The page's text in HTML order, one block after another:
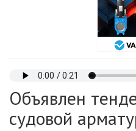
Объявлен
судовой